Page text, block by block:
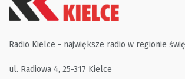
Radio Kielce - największe radio w regionie
ul. Radiowa 4, 25-317 Kielce